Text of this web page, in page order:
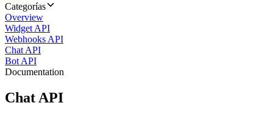
Categorías
Overview
Widget API
Webhooks API
Chat API
Bot API
Documentation
Chat API